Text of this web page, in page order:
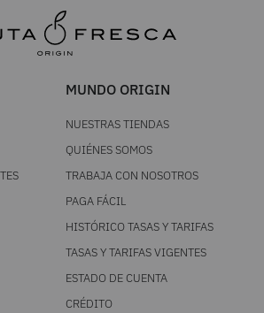
MUNDO ORIGIN
NUESTRAS TIENDAS
QUIÉNES SOMOS
TRABAJA CON NOSOTROS
PAGA FÁCIL
HISTÓRICO TASAS Y TARIFAS
TASAS Y TARIFAS VIGENTES
ESTADO DE CUENTA
CRÉDITO